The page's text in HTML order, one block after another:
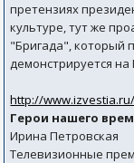
претензиях
культуре, тут же
"Бригада", который
демонстрируется
http://
Герои нашего
Ирина Петровская
Телевизионные